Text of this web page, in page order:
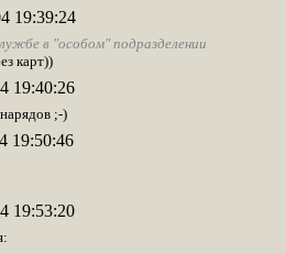
19:39:24
в "особом" подразделении
карт))
19:40:26
;-)
19:50:46
19:53:20